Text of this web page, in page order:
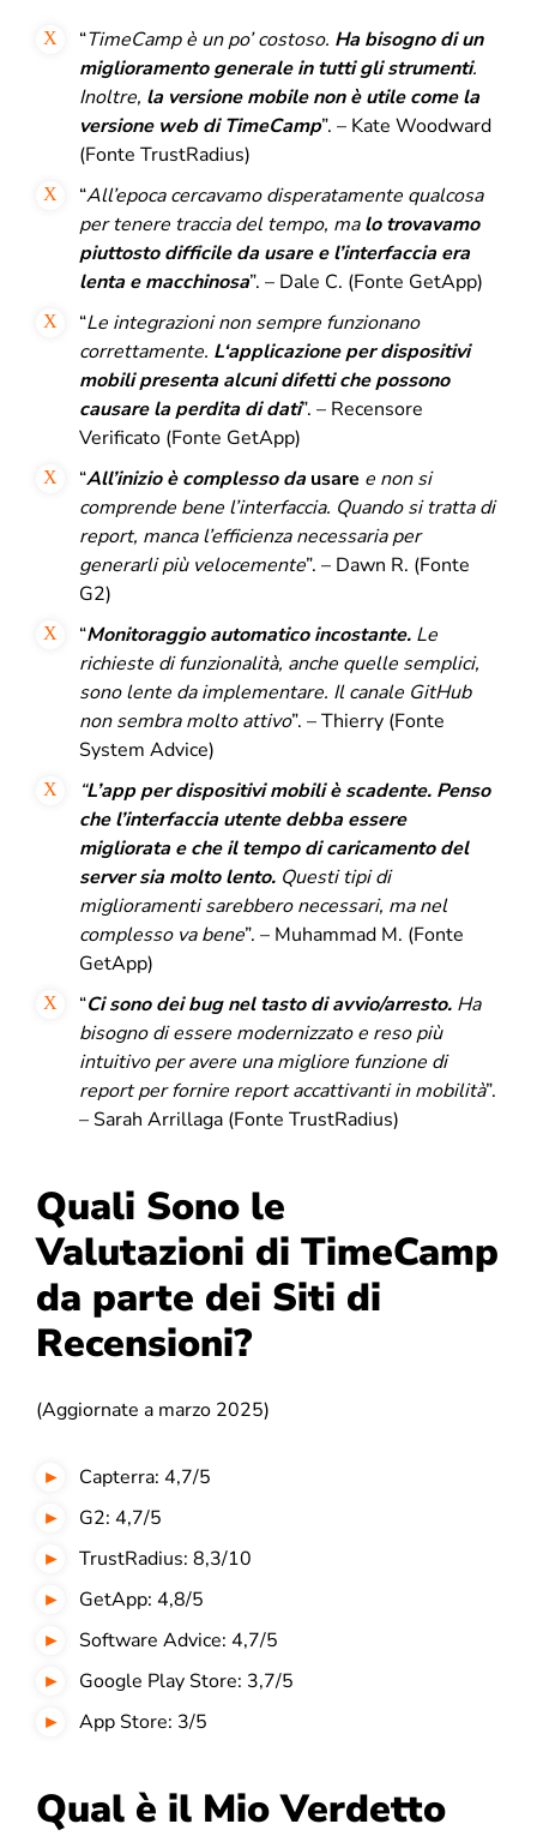
“TimeCamp è un po’ costoso. Ha bisogno di un
miglioramento generale in tutti gli strumenti.
Inoltre, la versione mobile non è utile come la
versione web di TimeCamp”. – Kate Woodward
(Fonte TrustRadius)
“All’epoca cercavamo disperatamente qualcosa
per tenere traccia del tempo, malo trovavamo
piuttosto difficile da usare e l’interfaccia era
lenta e macchinosa”. – Dale C. (Fonte GetApp)
“Le integrazioni non sempre funzionano
correttamente. L‘applicazione per dispositivi
mobili presenta alcuni difetti che possono
causare la perdita di dati”. – Recensore
Verificato (Fonte GetApp)
“All’inizio è complesso da usare e non si
comprende bene l’interfaccia. Quando si tratta di
report, manca l’efficienza necessaria per
generarli più velocemente”. – Dawn R. (Fonte
G2)
“Monitoraggio automatico incostante. Le
richieste di funzionalità, anche quelle semplici,
sono lente da implementare. Il canale GitHub
non sembra molto attivo”. – Thierry (Fonte
System Advice)
“L’app per dispositivi mobili è scadente. Penso
che l’interfaccia utente debba essere
migliorata e che il tempo di caricamento del
server sia molto lento. Questi tipi di
miglioramenti sarebbero necessari, ma nel
complesso va bene”. – Muhammad M. (Fonte
GetApp)
“Ci sono dei bug nel tasto di avvio/arresto. Ha
bisogno di essere modernizzato e reso più
intuitivo per avere una migliore funzione di
report per fornire report accattivanti in mobilità”.
– Sarah Arrillaga (Fonte TrustRadius)
Quali Sono le
Valutazioni di TimeCamp
da parte dei Siti di
Recensioni?
(Aggiornate a marzo 2025)
Capterra: 4,7/5
G2: 4,7/5
TrustRadius: 8,3/10
GetApp: 4,8/5
Software Advice: 4,7/5
Google Play Store: 3,7/5
App Store: 3/5
Qual è il Mio Verdetto